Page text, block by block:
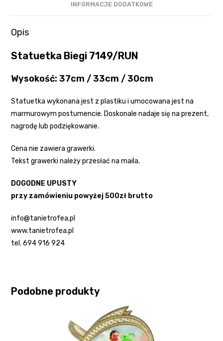
INFORMACJE DODATKOWE
Opis
Statuetka Biegi 7149/RUN
Wysokość: 37cm / 33cm / 30cm
Statuetka wykonana jest z plastiku i umocowana jest na
marmurowym postumencie. Doskonale nadaje się na prezent,
nagrodę lub podziękowanie.
Cena nie zawiera grawerki.
Tekst grawerki należy przesłać na maila.
DOGODNE UPUSTY
przy zamówieniu powyżej 500zł brutto
info@tanietrofea.pl
www.tanietrofea.pl
tel. 694 916 924
Podobne produkty